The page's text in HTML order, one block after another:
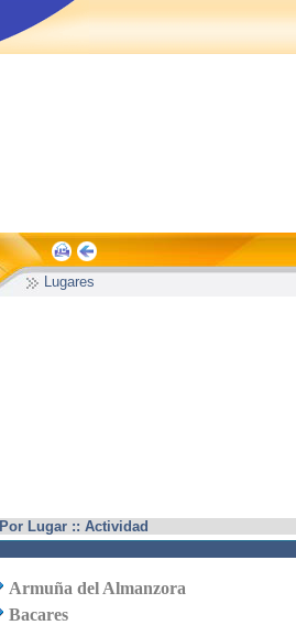
Lugares
Por Lugar :: Actividad
Armuña del Almanzora
Bacares